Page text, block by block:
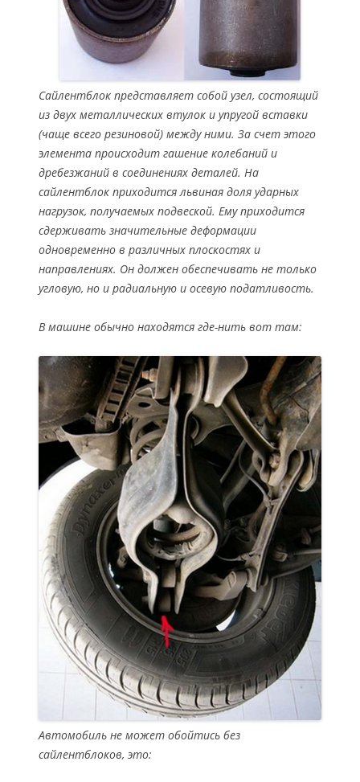
Сайлентблок представляет собой узел, состоящий
из двух металлических втулок и упругой вставки
(чаще всего резиновой) между ними. За счет этого
элемента происходит гашение колебаний и
дребезжаний в соединениях деталей. На
сайлентблок приходится львиная доля ударных
нагрузок, получаемых подвеской. Ему приходится
сдерживать значительные деформации
одновременно в различных плоскостях и
направлениях. Он должен обеспечивать не только
угловую, но и радиальную и осевую податливость.
В машине обычно находятся где-нить вот там:
Автомобиль не может обойтись без
сайлентблоков, это: